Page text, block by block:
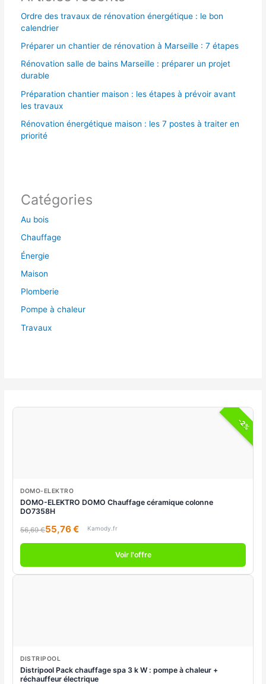
Ordre des travaux de rénovation énergétique : le bon
calendrier
Préparer un chantier de rénovation à Marseille : 7 étapes
Rénovation salle de bains Marseille : préparer un projet
durable
Préparation chantier maison : les étapes à prévoir avant
les travaux
Rénovation énergétique maison : les 7 postes à traiter en
priorité
Catégories
Au bois
Chauffage
Énergie
Maison
Plomberie
Pompe à chaleur
Travaux
-2%
DOMO-ELEKTRO
DOMO-ELEKTRO DOMO Chauffage céramique colonne
DO7358H
56,69 €55,76 € Kamody.fr
Voir l'offre
DISTRIPOOL
Distripool Pack chauffage spa 3 k W : pompe à chaleur +
réchauffeur électrique